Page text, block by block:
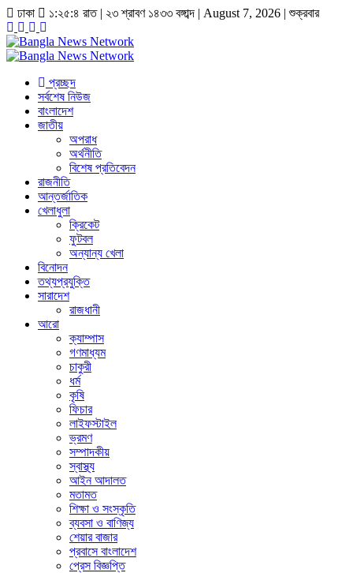
ঢাকা ১:২৫:৫ রাত| ২৩ শ্রাবণ ১৪৩৩ বঙ্গাব্দ | August 7, 2026 |শুক্রবার
প্রচ্ছদ
সর্বশেষ নিউজ
বাংলাদেশ
জাতীয়
অপরাধ
অর্থনীতি
বিশেষ প্রতিবেদন
রাজনীতি
আন্তর্জাতিক
খেলাধুলা
ক্রিকেট
ফুটবল
অন্যান্য খেলা
বিনোদন
তথ্যপ্রযুক্তি
সারাদেশ
রাজধানী
আরো
ক্যাম্পাস
গণমাধ্যম
চাকুরী
ধর্ম
কৃষি
ফিচার
লাইফস্টাইল
ভ্রমণ
সম্পাদকীয়
স্বাস্থ্য
আইন আদালত
মতামত
শিক্ষা ও সংস্কৃতি
ব্যবসা ও বাণিজ্য
শেয়ার বাজার
প্রবাসে বাংলাদেশ
প্রেস বিজ্ঞপ্তি